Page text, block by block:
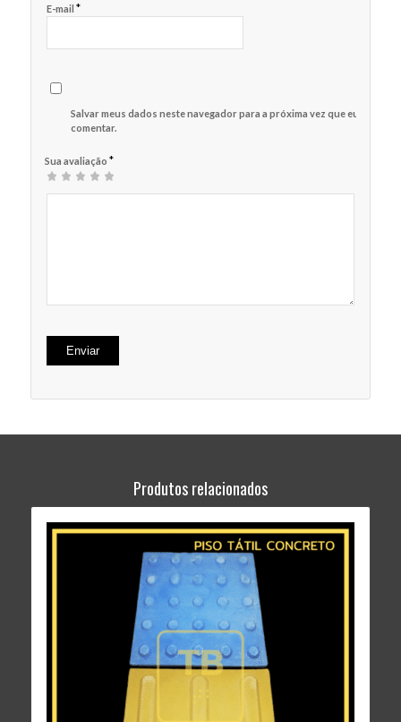
E-mail *
Salvar meus dados neste navegador para a próxima vez que eu
comentar.
Sua avaliação *
1
2 de
3 de 5
4 de 5
5 de 5
Produtos relacionados